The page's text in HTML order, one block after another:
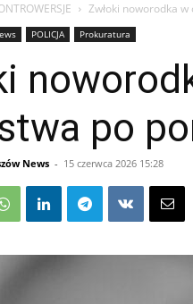
Zwłoki noworodka
POLICJA Prokuratura
po
News - 15 czerwca 2026 15:28